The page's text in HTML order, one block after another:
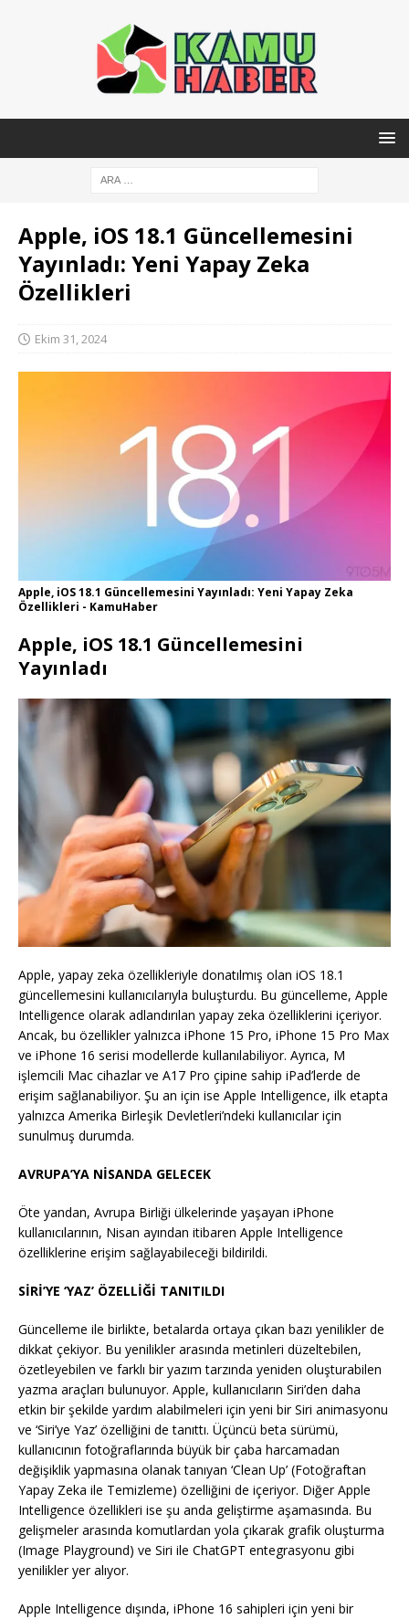
Apple, iOS 18.1 Güncellemesini
Yayınladı: Yeni Yapay Zeka
Özellikleri
Ekim 31, 2024
Apple, iOS 18.1 Güncellemesini Yayınladı: Yeni Yapay Zeka
Özellikleri - KamuHaber
Apple, iOS 18.1 Güncellemesini
Yayınladı
Apple, yapay zeka özellikleriyle donatılmış olan iOS 18.1
güncellemesini kullanıcılarıyla buluşturdu. Bu güncelleme, Apple
Intelligence olarak adlandırılan yapay zeka özelliklerini içeriyor.
Ancak, bu özellikler yalnızca iPhone 15 Pro, iPhone 15 Pro Max
ve iPhone 16 serisi modellerde kullanılabiliyor. Ayrıca, M
işlemcili Mac cihazlar ve A17 Pro çipine sahip iPad’lerde de
erişim sağlanabiliyor. Şu an için ise Apple Intelligence, ilk etapta
yalnızca Amerika Birleşik Devletleri’ndeki kullanıcılar için
sunulmuş durumda.
AVRUPA’YA NİSANDA GELECEK
Öte yandan, Avrupa Birliği ülkelerinde yaşayan iPhone
kullanıcılarının, Nisan ayından itibaren Apple Intelligence
özelliklerine erişim sağlayabileceği bildirildi.
SİRİ’YE ‘YAZ’ ÖZELLİĞİ TANITILDI
Güncelleme ile birlikte, betalarda ortaya çıkan bazı yenilikler de
dikkat çekiyor. Bu yenilikler arasında metinleri düzeltebilen,
özetleyebilen ve farklı bir yazım tarzında yeniden oluşturabilen
yazma araçları bulunuyor. Apple, kullanıcıların Siri’den daha
etkin bir şekilde yardım alabilmeleri için yeni bir Siri animasyonu
ve ‘Siri’ye Yaz’ özelliğini de tanıttı. Üçüncü beta sürümü,
kullanıcının fotoğraflarında büyük bir çaba harcamadan
değişiklik yapmasına olanak tanıyan ‘Clean Up’ (Fotoğraftan
Yapay Zeka ile Temizleme) özelliğini de içeriyor. Diğer Apple
Intelligence özellikleri ise şu anda geliştirme aşamasında. Bu
gelişmeler arasında komutlardan yola çıkarak grafik oluşturma
(Image Playground) ve Siri ile ChatGPT entegrasyonu gibi
yenilikler yer alıyor.
Apple Intelligence dışında, iPhone 16 sahipleri için yeni bir